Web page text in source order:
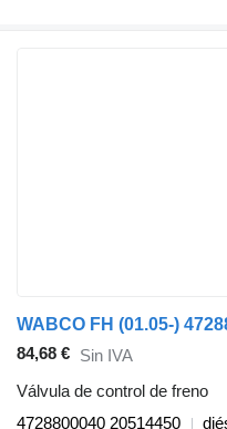
84,68 € Sin IVA
Válvula de control de freno
4728800040 20514450